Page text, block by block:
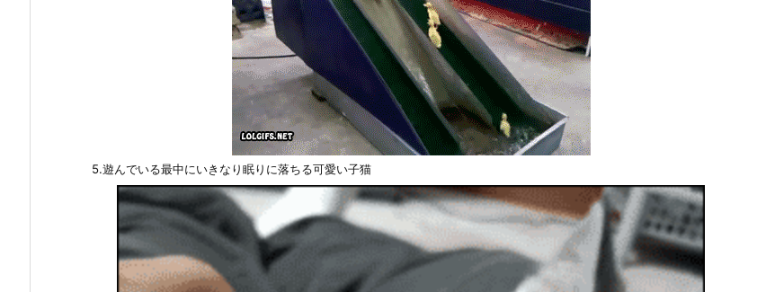
5.遊んでいる最中にいきなり眠りに落ちる可愛い子猫